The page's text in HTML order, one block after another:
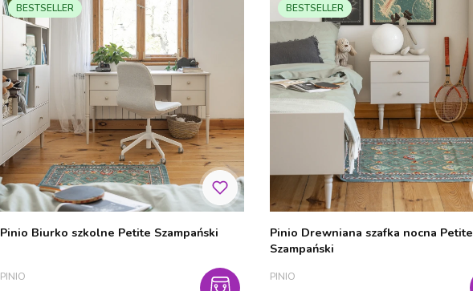
BESTSELLER
Pinio Biurko szkolne Petite Szampański
PRODUCENT
PINIO
BESTSELLER
Pinio Drewniana szafka nocna Petite
Szampański
PRODUCENT
PINIO